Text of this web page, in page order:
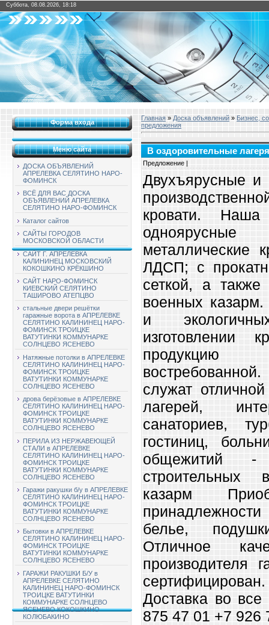
Суббота, 08.08.2026, 18:18
Форма входа
Меню сайта
ДОСКА ОБЪЯВЛЕНИЙ
АПРЕЛЕВКА СЕЛЯТИНО НАРО-
ФОМИНСК
ВСЁ ДЛЯ ВАС ДОСКА
ОБЪЯВЛЕНИЙ АПРЕЛЕВКА
СЕЛЯТИНО НАРО-ФОМИНСК
Каталог сайтов
САЙТЫ ГОРОДОВ
МОСКОВСКОЙ ОБЛАСТИ
САЙТ Г. АПРЕЛЕВКА
КАЛИНИНЕЦ МОСКОВСКИЙ
КОКОШКИНО КРЁКШИНО
САЙТ НАРО-ФОМИНСК
КИЕВСКИЙ СЕЛЯТИНО
ТАШИРОВО АТЕПЦВО
стальные двери решётки
гаражные ворота в АПРЕЛЕВКЕ
СЕЛЯТИНО КАЛИНИНЕЦ НАРО-
ФОМИНСК ТРОИЦКЕ
ВАТУТИНКИ КОММУНАРКЕ
СОЛНЦЕВО ЯСЕНЕВО
Натяжные потолки в АПРЕЛЕВКЕ
СЕЛЯТИНО КАЛИНИНЕЦ НАРО-
ФОМИНСК ТРОИЦКЕ
ВАТУТИНКИ КОММУНАРКЕ
СОЛНЦЕВО ЯСЕНЕВО
дрова берёзовые в АПРЕЛЕВКЕ
СЕЛЯТИНО КАЛИНИНЕЦ НАРО-
ФОМИНСК ТРОИЦКЕ
ВАТУТИНКИ КОММУНАРКЕ
СОЛНЦЕВО ЯСЕНЕВО
ПЕРИЛА ИЗ НЕРЖАВЕЮЩЕЙ
СТАЛИ в АПРЕЛЕВКЕ
СЕЛЯТИНО КАЛИНИНЕЦ НАРО-
ФОМИНСК ТРОИЦКЕ
ВАТУТИНКИ КОММУНАРКЕ
СОЛНЦЕВО ЯСЕНЕВО
Гаражи ракушки б/у в АПРЕЛЕВКЕ
СЕЛЯТИНО КАЛИНИНЕЦ НАРО-
ФОМИНСК ТРОИЦКЕ
ВАТУТИНКИ КОММУНАРКЕ
СОЛНЦЕВО ЯСЕНЕВО
Бытовки в АПРЕЛЕВКЕ
СЕЛЯТИНО КАЛИНИНЕЦ НАРО-
ФОМИНСК ТРОИЦКЕ
ВАТУТИНКИ КОММУНАРКЕ
СОЛНЦЕВО ЯСЕНЕВО
ГАРАЖИ РАКУШКИ Б/У в
АПРЕЛЕВКЕ СЕЛЯТИНО
КАЛИНИНЕЦ НАРО-ФОМИНСК
ТРОИЦКЕ ВАТУТИНКИ
КОММУНАРКЕ СОЛНЦЕВО
ЯСЕНЕВО КОКОШКИНО
КОЛЮБАКИНО
Главная » Доска объявлений » Бизнес,
предложения
В оздоровительные
Предложение |
Двухъярусные и
кровати. Наша
металлические
ЛДСП; с
сеткой, а
военных
и
изготовлении
служат
лагерей,
санаториев,
гостиниц,
общежитий -
строительных
казарм
белье,
Отличное
производителя
Доставка во
875 47 01 +7 926